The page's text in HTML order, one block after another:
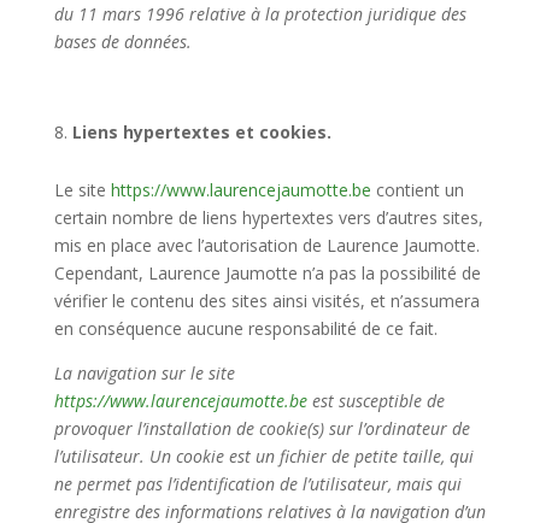
du 11 mars 1996 relative à la protection juridique des
bases de données.
Liens hypertextes et cookies.
Le site https://www.laurencejaumotte.be contient un
certain nombre de liens hypertextes vers d’autres sites,
mis en place avec l’autorisation de Laurence Jaumotte.
Cependant, Laurence Jaumotte n’a pas la possibilité de
vérifier le contenu des sites ainsi visités, et n’assumera
en conséquence aucune responsabilité de ce fait.
La navigation sur le site
https://www.laurencejaumotte.beest susceptible de
provoquer l’installation de cookie(s) sur l’ordinateur de
l’utilisateur. Un cookie est un fichier de petite taille, qui
ne permet pas l’identification de l’utilisateur, mais qui
enregistre des informations relatives à la navigation d’un